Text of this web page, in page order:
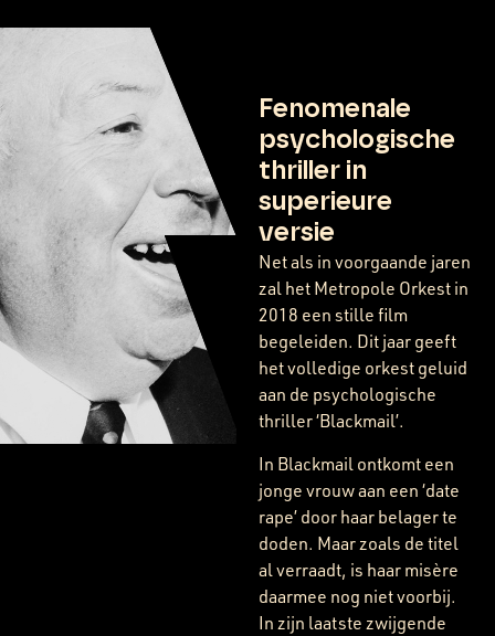
Fenomenale
psychologische
thriller in
superieure
versie
Net als in voorgaande jaren
zal het Metropole Orkest in
2018 een stille film
begeleiden. Dit jaar geeft
het volledige orkest geluid
aan de psychologische
thriller ‘Blackmail’.
In Blackmail ontkomt een
jonge vrouw aan een ‘date
rape’ door haar belager te
doden. Maar zoals de titel
al verraadt, is haar misère
daarmee nog niet voorbij.
In zijn laatste zwijgende